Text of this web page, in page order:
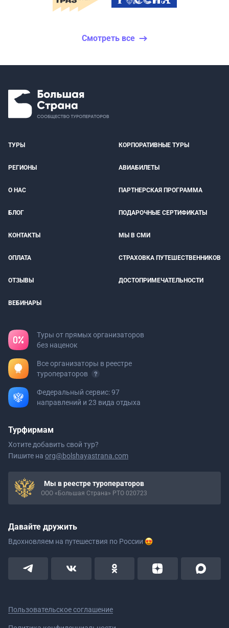
Смотреть все
ТУРЫ КОРПОРАТИВНЫЕ ТУРЫ
РЕГИОНЫ АВИАБИЛЕТЫ
О НАС ПАРТНЕРСКАЯ ПРОГРАММА
БЛОГ ПОДАРОЧНЫЕ СЕРТИФИКАТЫ
КОНТАКТЫ МЫ В СМИ
ОПЛАТА СТРАХОВКА ПУТЕШЕСТВЕННИКОВ
ОТЗЫВЫ ДОСТОПРИМЕЧАТЕЛЬНОСТИ
ВЕБИНАРЫ
Туры от прямых организаторов
без наценок
Все организаторы в реестре
туроператоров
Федеральный сервис: 97
направлений и 23 вида отдыха
Турфирмам
Хотите добавить свой тур?
Пишите на org@bolshayastrana.com
Мы в реестре туроператоров
ООО «Большая Страна» РТО 020723
Давайте дружить
Вдохновляем на путешествия по России
Пользовательское соглашение